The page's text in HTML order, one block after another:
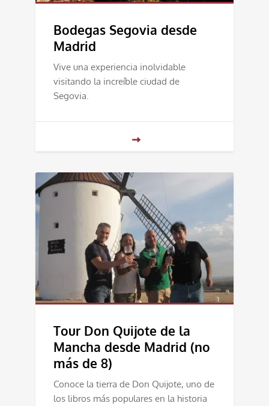
Bodegas Segovia desde
Madrid
Vive una experiencia inolvidable
visitando la increíble ciudad de
Segovia.
Tour Don Quijote de la
Mancha desde Madrid (no
más de 8)
Conoce la tierra de Don Quijote, uno de
los libros más populares en la historia